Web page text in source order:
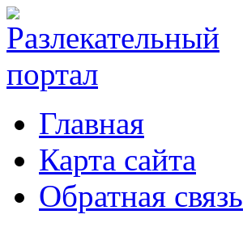
Главная
Карта сайта
Обратная связь